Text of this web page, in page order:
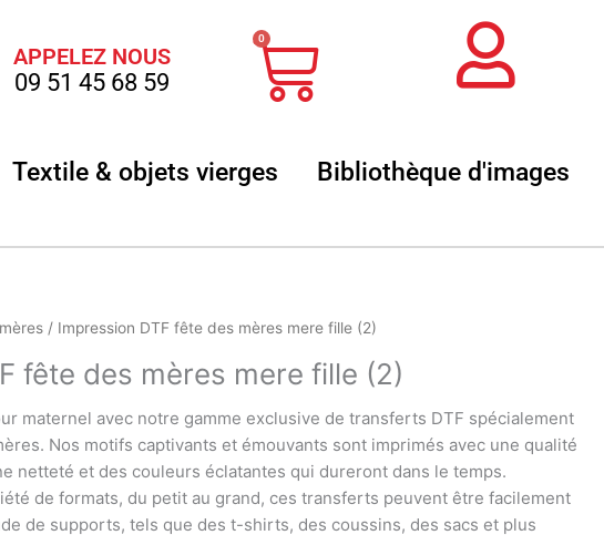
APPELEZ NOUS
09 51 45 68 59
0
Panier
Transferts sublimation
Textile & objets vierges Ouvrir Textile & objets vierges
Bibliothèque d'images
/ Impression DTF fête des mères mere fille (2)
fête des mères mere fille (2)
maternel avec notre gamme exclusive de transferts DTF spécialement
Nos motifs captivants et émouvants sont imprimés avec une qualité
netteté et des couleurs éclatantes qui dureront dans le temps.
de formats, du petit au grand, ces transferts peuvent être facilement
de supports, tels que des t-shirts, des coussins, des sacs et plus